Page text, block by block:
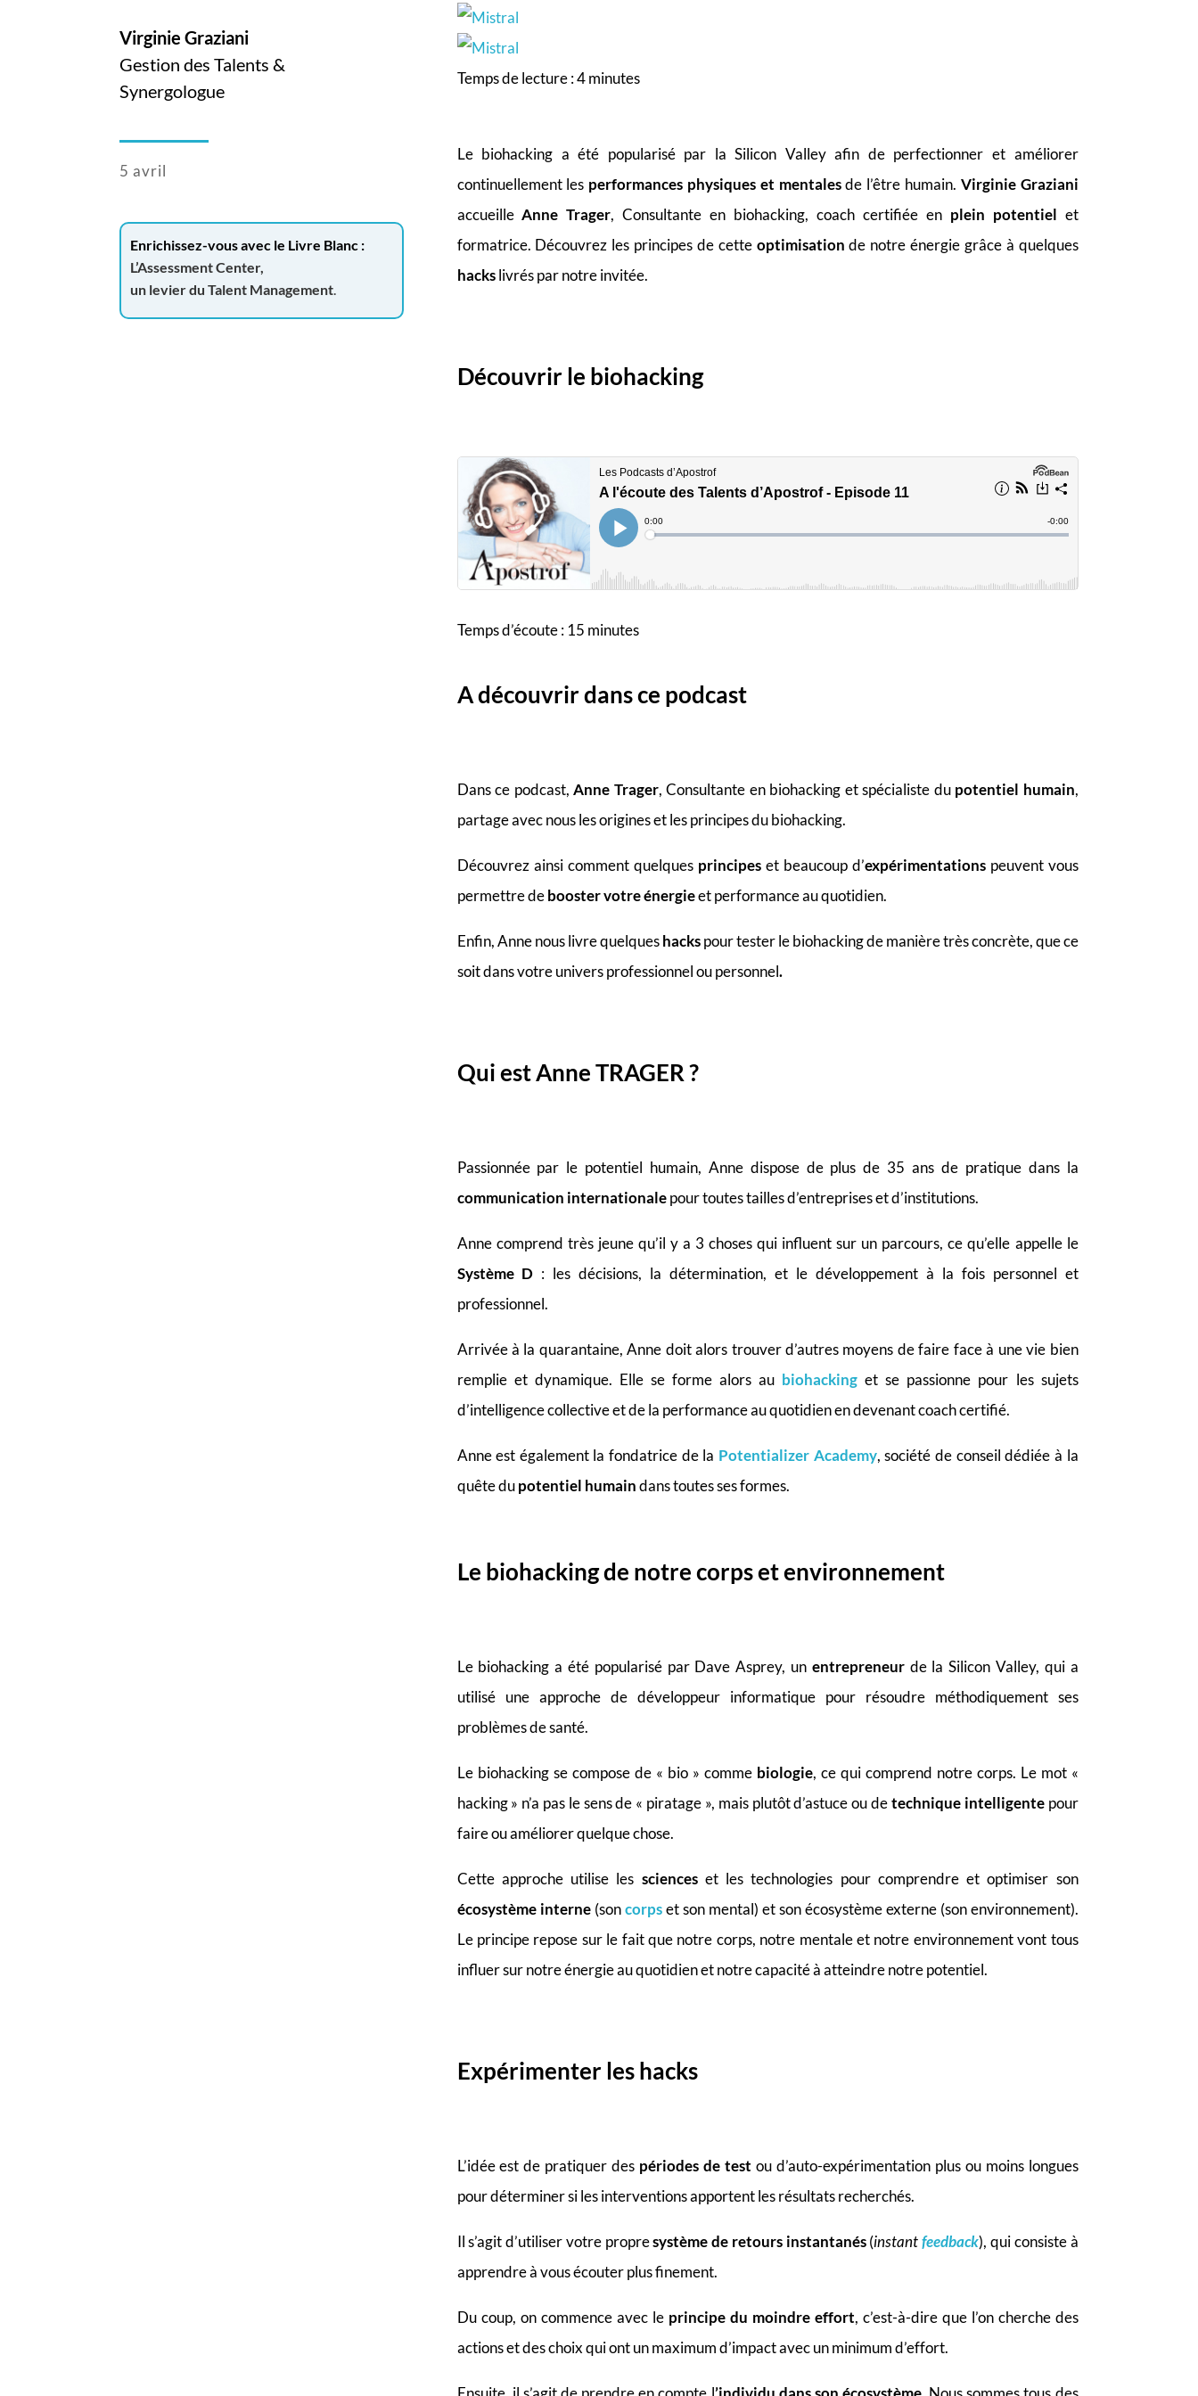
Virginie Graziani
Gestion des Talents &
Synergologue
5 avril
Enrichissez-vous avec le Livre Blanc :
L’Assessment Center,
un levier du Talent Management.
Temps de lecture :4 minutes
Le biohacking a été popularisé par la Silicon Valley afin de perfectionner et améliorer
continuellement les performances physiques et mentalesde l’être humain. Virginie Graziani
accueilleAnne Trager, Consultante en biohacking, coach certifiée en plein potentiel et
formatrice. Découvrez les principes de cette optimisation de notre énergie grâce à quelques
hackslivrés par notre invitée.
Découvrir le biohacking
Temps d’écoute : 15 minutes
A découvrir dans ce podcast
Dans ce podcast,Anne Trager, Consultante en biohacking et spécialiste du potentiel humain,
partage avec nous les origines et les principes du biohacking.
Découvrez ainsi comment quelques principeset beaucoup d’expérimentationspeuvent vous
permettre debooster votre énergieet performance au quotidien.
Enfin, Anne nous livre quelqueshackspour tester le biohacking de manière très concrète, que ce
soit dans votre univers professionnel ou personnel.
Qui est Anne TRAGER ?
Passionnée par le potentiel humain, Anne dispose de plus de 35 ans de pratique dans la
communication internationalepour toutes tailles d’entreprises et d’institutions.
Anne comprend très jeune qu’il y a 3 choses qui influent sur un parcours, ce qu’elle appelle le
Système D : les décisions, la détermination, et le développement à la fois personnel et
professionnel.
Arrivée à la quarantaine, Anne doit alors trouver d’autres moyens de faire face à une vie bien
remplie et dynamique. Elle se forme alors au biohacking et se passionne pour les sujets
d’intelligence collective et de la performance au quotidien en devenant coach certifié.
Anne est également la fondatrice de la Potentializer Academy, société de conseil dédiée à la
quête dupotentiel humaindans toutes ses formes.
Le biohacking de notre corps et environnement
Le biohacking a été popularisé par Dave Asprey, un entrepreneurde la Silicon Valley, qui a
utilisé une approche de développeur informatique pour résoudre méthodiquement ses
problèmes de santé.
Le biohacking se compose de « bio » comme biologie, ce qui comprend notre corps. Le mot «
hacking » n’a pas le sens de « piratage », mais plutôt d’astuce ou detechnique intelligentepour
faire ou améliorer quelque chose.
Cette approche utilise les scienceset les technologies pour comprendre et optimiser son
écosystème interne(soncorpset son mental) et son écosystème externe (son environnement).
Le principe repose sur le fait que notre corps, notre mentale et notre environnement vont tous
influer sur notre énergie au quotidien et notre capacité à atteindre notre potentiel.
Expérimenter les hacks
L’idée estde pratiquer des périodes de test ou d’auto-expérimentation plus ou moins longues
pour déterminer si les interventions apportent les résultats recherchés.
Il s’agit d’utiliser votre propresystème de retours instantanés(instantfeedback), qui consiste à
apprendre à vous écouter plus finement.
Du coup, on commence avec le principe du moindre effort, c’est-à-dire que l’on cherche des
actions et des choix qui ont un maximum d’impact avec un minimum d’effort.